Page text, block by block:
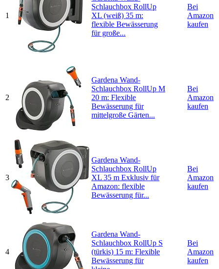
1
Schlauchbox RollUp
XL (weiß) 35 m:
flexible Bewässerung
für große...
Bei
Amazon
kaufen
2
Gardena Wand-
Schlauchbox RollUp M
20 m: Flexible
Bewässerung für
mittelgroße Gärten...
Bei
Amazon
kaufen
3
Gardena Wand-
Schlauchbox RollUp
XL 35 m Exklusiv für
Amazon: flexible
Bewässerung für...
Bei
Amazon
kaufen
4
Gardena Wand-
Schlauchbox RollUp S
(türkis) 15 m: Flexible
Bewässerung für
Bei
Amazon
kaufen